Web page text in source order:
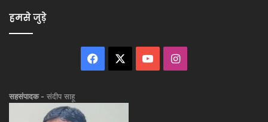
हमसे जुड़े
Facebook YouTubeInstagram
सहसंपादक - संदीप साहू